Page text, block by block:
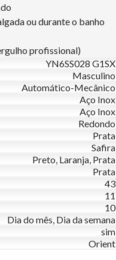
ou durante o banho
profissional)
YN6SS028 G1SX
Masculino
Automático-Mecânico
Aço Inox
Aço Inox
Redondo
Prata
Safira
Preto, Laranja, Prata
Prata
43
11
10
Dia do mês, Dia da semana
sim
Orient